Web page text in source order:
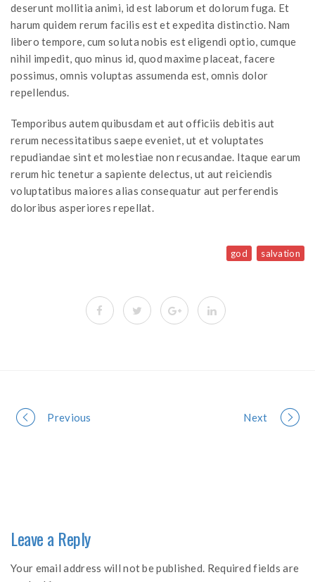
deserunt mollitia animi, id est laborum et dolorum fuga. Et
harum quidem rerum facilis est et expedita distinctio. Nam
libero tempore, cum soluta nobis est eligendi optio, cumque
nihil impedit, quo minus id, quod maxime placeat, facere
possimus, omnis voluptas assumenda est, omnis dolor
repellendus.
Temporibus autem quibusdam et aut officiis debitis aut
rerum necessitatibus saepe eveniet, ut et voluptates
repudiandae sint et molestiae non recusandae. Itaque earum
rerum hic tenetur a sapiente delectus, ut aut reiciendis
voluptatibus maiores alias consequatur aut perferendis
doloribus asperiores repellat.
god salvation
Portfolio
Previous Next
Leave a Reply
Your email address will not be published. Required fields are